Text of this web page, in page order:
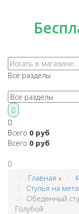
Все разделы
Всего 0 руб
Всего 0 руб
Главная
Стулья на
Обеденный
Голубой